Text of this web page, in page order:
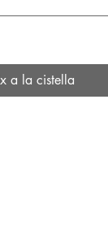
a la cistella